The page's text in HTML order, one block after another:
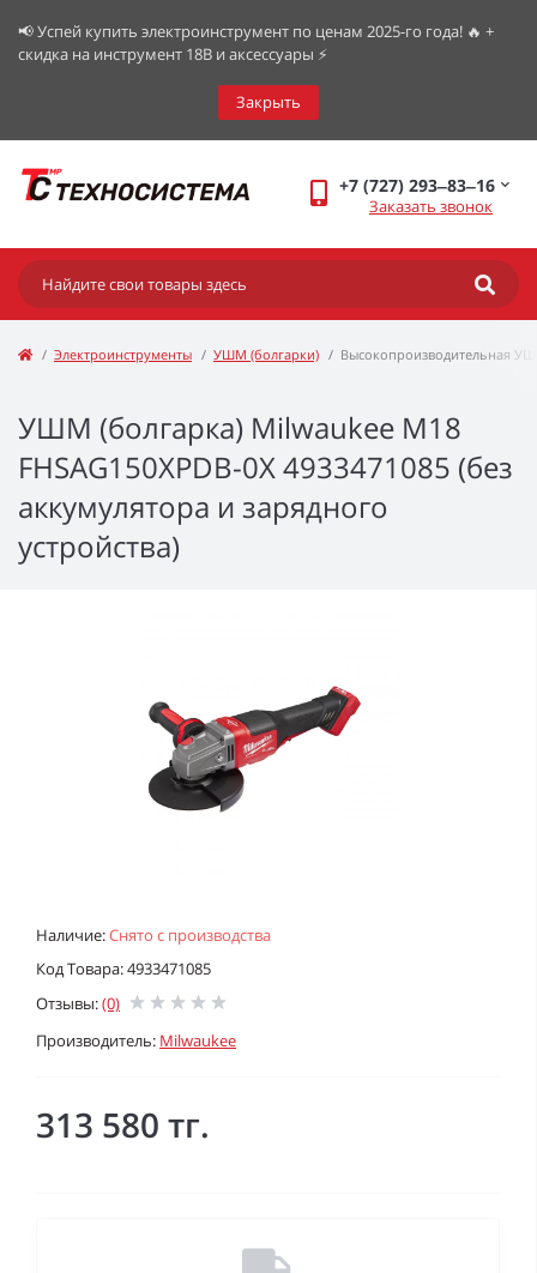
📢 Успей купить электроинструмент по ценам 2025-го года! 🔥 +
скидка на инструмент 18В и аксессуары ⚡️
Закрыть
+7 (727) 293‒83‒16
Заказать звонок
Электроинструменты УШМ (болгарки) Высокопроизводительная
УШМ (болгарка) Milwaukee M18
FHSAG150XPDB-0X 4933471085 (без
аккумулятора и зарядного
устройства)
Наличие:Снято с производства
Код Товара: 4933471085
Отзывы:(0)
Производитель: Milwaukee
313 580 тг.